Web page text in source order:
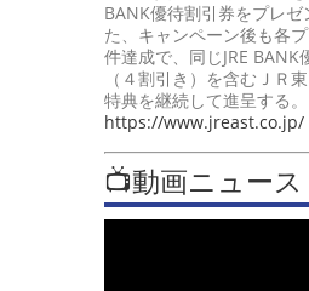
BANK優待割引券をプレゼ
た、キャンペーン後も各
件達成で、同じJRE BANK
（４割引き）を含むＪＲ
特典を継続して進呈する。
https://www.jreast.co.jp/
📺動画ニュース